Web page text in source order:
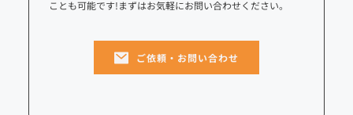
ことも可能です!まずはお気軽にお問い合わせください。
ご依頼・お問い合わせ